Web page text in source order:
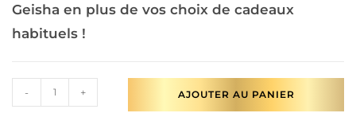
Geisha en plus de vos choix de cadeaux
habituels !
- + AJOUTER AU PANIER